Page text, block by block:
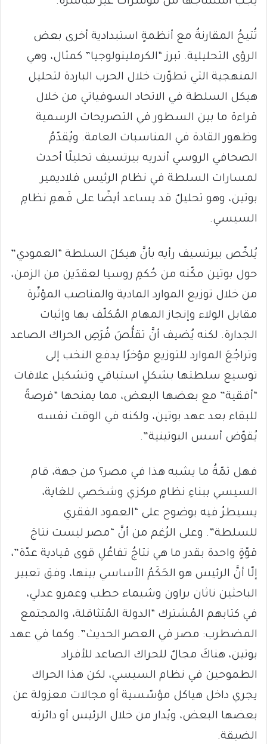
تُتيحُ المقارنةُ مع أنظمةٍ استبدادية أخرى بعض
الرؤى التحليلية. تبرز “الكرملينولوجيا” كمثال، وهي
المنهجية التي تطوّرت خلال الحرب الباردة لتحليل
هيكل السلطة في الاتحاد السوفياتي من خلال
قراءة ما بين السطور في التصريحات الرسمية
وظهور القادة في المناسبات العامة. ويُقدّمُ
الصحافي الروسي أندريه بيرتسيف تحليلًا أحدث
لمسارات السلطة في نظام الرئيس فلاديمير
بوتين، وهو تحليلٌ قد يساعد أيضًا على فَهمِ نظامِ
السيسي.
يُلخّص بيرتسيف رأيه بأنَّ هيكلَ السلطة “العمودي”
حول بوتين مكّنه من حُكمِ روسيا لعقدَين من الزمن،
من خلال توزيع الموارد المادية والمناصب المؤثّرة
مقابل الولاء وإنجاز المهام المُكلّف بها وإثبات
الجدارة. لكنه يُضيف أنَّ تقلُّصَ فُرَصِ الحراك الصاعد
وتراجُعَ الموارد للتوزيع مؤخرًا يدفع النخب إلى
توسيع سلطتها بشكلٍ استباقي وتشكيل علاقات
“أفقية” مع بعضها البعض، مما يمنحها “فرصةً
للبقاء بعد عهد بوتين، ولكنه في الوقت نفسه
يُقوّض أسس البوتينية”.
فهل ثمّةُ ما يشبه هذا في مصر؟ من جهة، قام
السيسي ببناءِ نظامٍ مركزي وشخصي للغاية،
يسيطرُ فيه بوضوح على “العمود الفقري
للسلطة”. وعلى الرُغم من أنَّ “مصر ليست نتاجَ
قوّةٍ واحدة بقدر ما هي نتاجُ تفاعُلِ قوى قيادية عدّة”،
إلّا أنَّ الرئيس هو الحَكَمُ الأساسي بينها، وفق تعبير
الباحثين ناثان براون وشيماء حطب وعمرو عدلي،
في كتابهم المُشترك “الدولة المُتثاقلة، والمجتمع
المضطرب: مصر في العصر الحديث”. وكما في عهد
بوتين، هناكَ مجالٌ للحراك الصاعد للأفراد
الطموحين في نظام السيسي، لكن هذا الحراك
يجري داخل هياكل مؤسّسية أو مجالات معزولة عن
بعضها البعض، ويُدار من خلال الرئيس أو دائرته
الضيقة.